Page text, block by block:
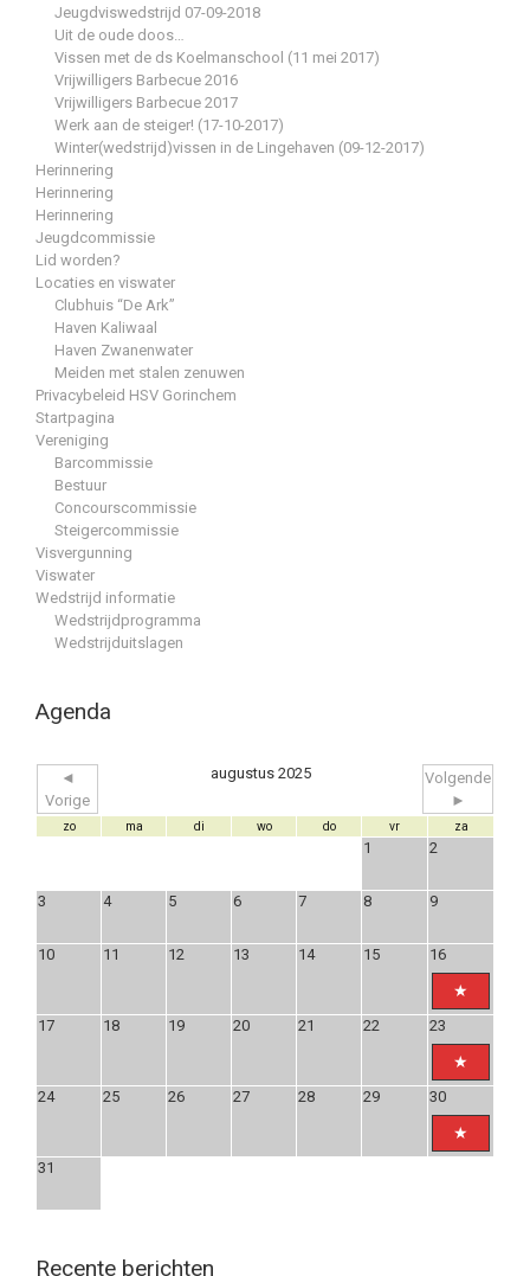
Jeugdviswedstrijd 07-09-2018
Uit de oude doos…
Vissen met de ds Koelmanschool (11 mei 2017)
Vrijwilligers Barbecue 2016
Vrijwilligers Barbecue 2017
Werk aan de steiger! (17-10-2017)
Winter(wedstrijd)vissen in de Lingehaven (09-12-2017)
Herinnering
Herinnering
Herinnering
Jeugdcommissie
Lid worden?
Locaties en viswater
Clubhuis “De Ark”
Haven Kaliwaal
Haven Zwanenwater
Meiden met stalen zenuwen
Privacybeleid HSV Gorinchem
Startpagina
Vereniging
Barcommissie
Bestuur
Concourscommissie
Steigercommissie
Visvergunning
Viswater
Wedstrijd informatie
Wedstrijdprogramma
Wedstrijduitslagen
Agenda
◄
Vorige
augustus 2025
Volgende
►
zo ma di wo do vr za
1 2
3 4 5 6 7 8 9
10 11 12 13 14 15 16
17 18 19 20 21 22 23
24 25 26 27 28 29 30
31
Recente berichten